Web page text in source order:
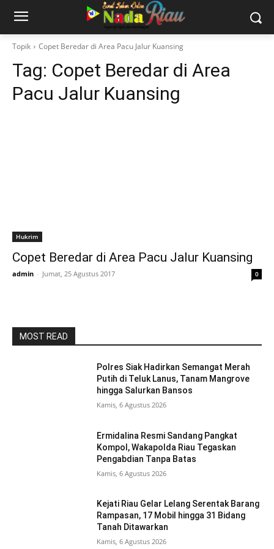
Topik Copet Beredar di Area Pacu Jalur Kuansing
Tag: Copet Beredar di Area
Pacu Jalur Kuansing
Hukrim
Copet Beredar di Area Pacu Jalur Kuansing
admin - Jumat, 25 Agustus 2017 0
MOST READ
Polres Siak Hadirkan Semangat Merah
Putih di Teluk Lanus, Tanam Mangrove
hingga Salurkan Bansos
Kamis, 6 Agustus 2026
Ermidalina Resmi Sandang Pangkat
Kompol, Wakapolda Riau Tegaskan
Pengabdian Tanpa Batas
Kamis, 6 Agustus 2026
Kejati Riau Gelar Lelang Serentak Barang
Rampasan, 17 Mobil hingga 31 Bidang
Tanah Ditawarkan
Kamis, 6 Agustus 2026